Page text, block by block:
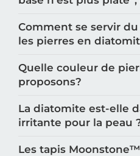
Comment se servir
les pierres en
Quelle couleur de
proposons?
La diatomite est-elle
irritante pour la peau
Les tapis